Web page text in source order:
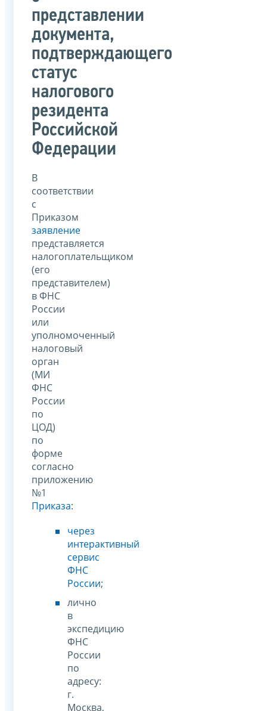
представлении
документа,
подтверждающего
статус
налогового
резидента
Российской
Федерации
В
соответствии
с
Приказом
заявление
представляется
налогоплательщиком
(его
представителем)
в ФНС
России
или
уполномоченный
налоговый
орган
(МИ
ФНС
России
по
ЦОД)
по
форме
согласно
приложению
№1
Приказа:
через
интерактивный
сервис
ФНС
России;
лично
в
экспедицию
ФНС
России
по
адресу:
г.
Москва,